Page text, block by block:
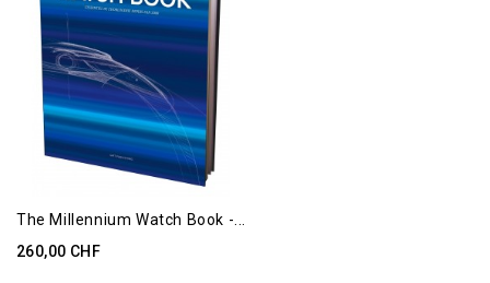
The Millennium Watch Book -...
260,00 CHF